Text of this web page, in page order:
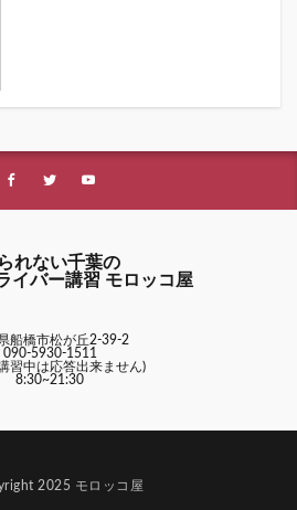
れない千葉の
イバー講習 モロッコ屋
船橋市松が丘2-39-2
090-5930-1511
習中は応答出来ません)
8:30~21:30
2025 モロッコ屋